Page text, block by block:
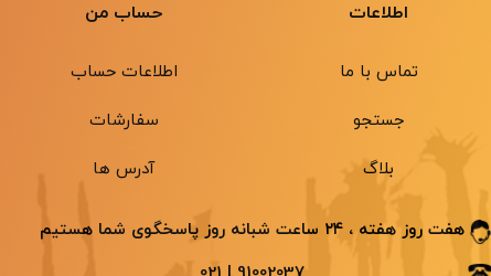
اطلاعات
تماس با ما
جستجو
بلاگ
حساب من
اطلاعات حساب
سفارشات
آدرس ها
هفت روز هفته ، ۲۴ ساعت شبانه ‌روز پاسخگوی شما هستیم